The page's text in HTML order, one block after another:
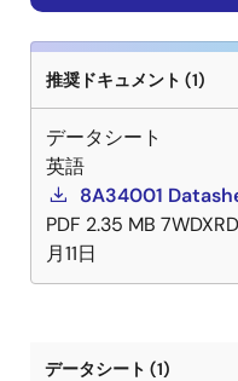
推奨ドキュメント (1)
データシート
英語
8A34001
PDF 2.35 MB
月11日
データシート (1)